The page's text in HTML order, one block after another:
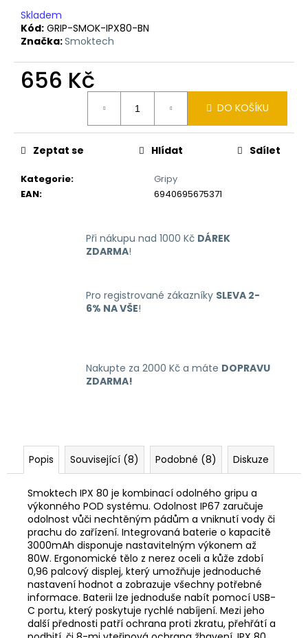
Skladem
Kód: GRIP-SMOK-IPX80-BN
Značka:Smoktech
656 Kč
DO KOŠÍKU
Kategorie:
Gripy
EAN: 6940695675371
Zeptat se Hlídat Sdílet
Při nákupu nad 1000 Kč DÁREK
ZDARMA!
Pro registrované zákazníky SLEVA 2-
6% NA VŠE!
Nakupte za 2000 Kč a máte DOPRAVU
ZDARMA!
Popis Související (8) Podobné (8) Diskuze
Smoktech IPX 80 je kombinací odolného gripu a
výkonného POD systému. Odolnost IP67 zaručuje
odolnost vůči nechtěným pádům a vniknutí vody či
prachu do zařízení. Integrovaná baterie o kapacitě
3000mAh disponuje nastavitelným výkonem až
80W. Ergonomické tělo z nerez oceli a kůže zdobí
0,96 palcový displej, který umožňuje jednoduché
nastavení hodnot a zobrazuje všechny potřebné
informace. Baterii lze jednoduše nabít pomocí USB-
C portu, který poskytuje rychlé nabíjení. Mezi jeho
další přednosti patří ochrana proti zkratu, přehřátí a
m
e
LIO
NANO
PASSION
FRUIT
16MG
169
Kč